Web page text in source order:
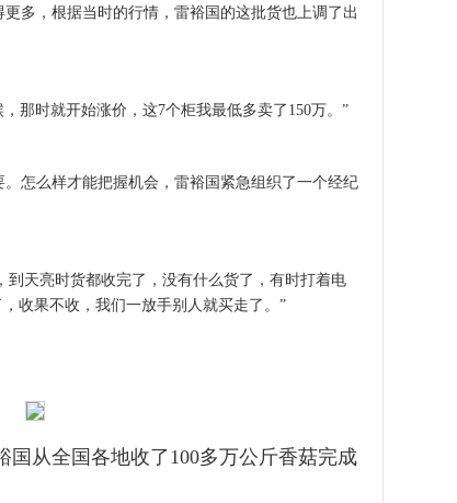
多，根据当时的行情，雷裕国的这批货也上调了出
那时就开始涨价，这7个柜我最低多卖了150万。”
怎么样才能把握机会，雷裕国紧急组织了一个经纪
天亮时货都收完了，没有什么货了，有时打着电
收果不收，我们一放手别人就买走了。”
国从全国各地收了100多万公斤香菇完成